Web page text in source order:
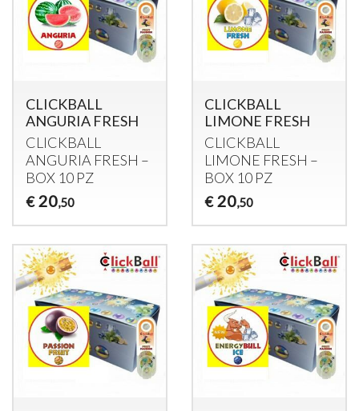
CLICKBALL
ANGURIA FRESH
CLICKBALL
ANGURIA FRESH –
BOX10 PZ
€ 20,50
CLICKBALL
LIMONE FRESH
CLICKBALL
LIMONE FRESH –
BOX 10 PZ
€ 20,50